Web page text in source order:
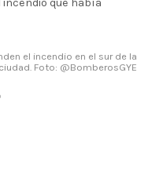
que había
el incendio en el sur de la
ciudad. Foto: @BomberosGYE